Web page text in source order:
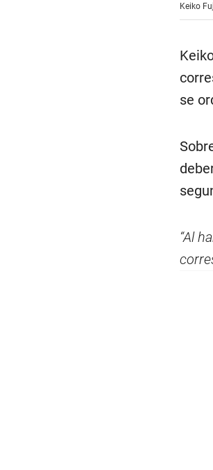
o
n
o
6
i
e
s
,
9
s
e
n
d
s
V
Keiko
se
“Al